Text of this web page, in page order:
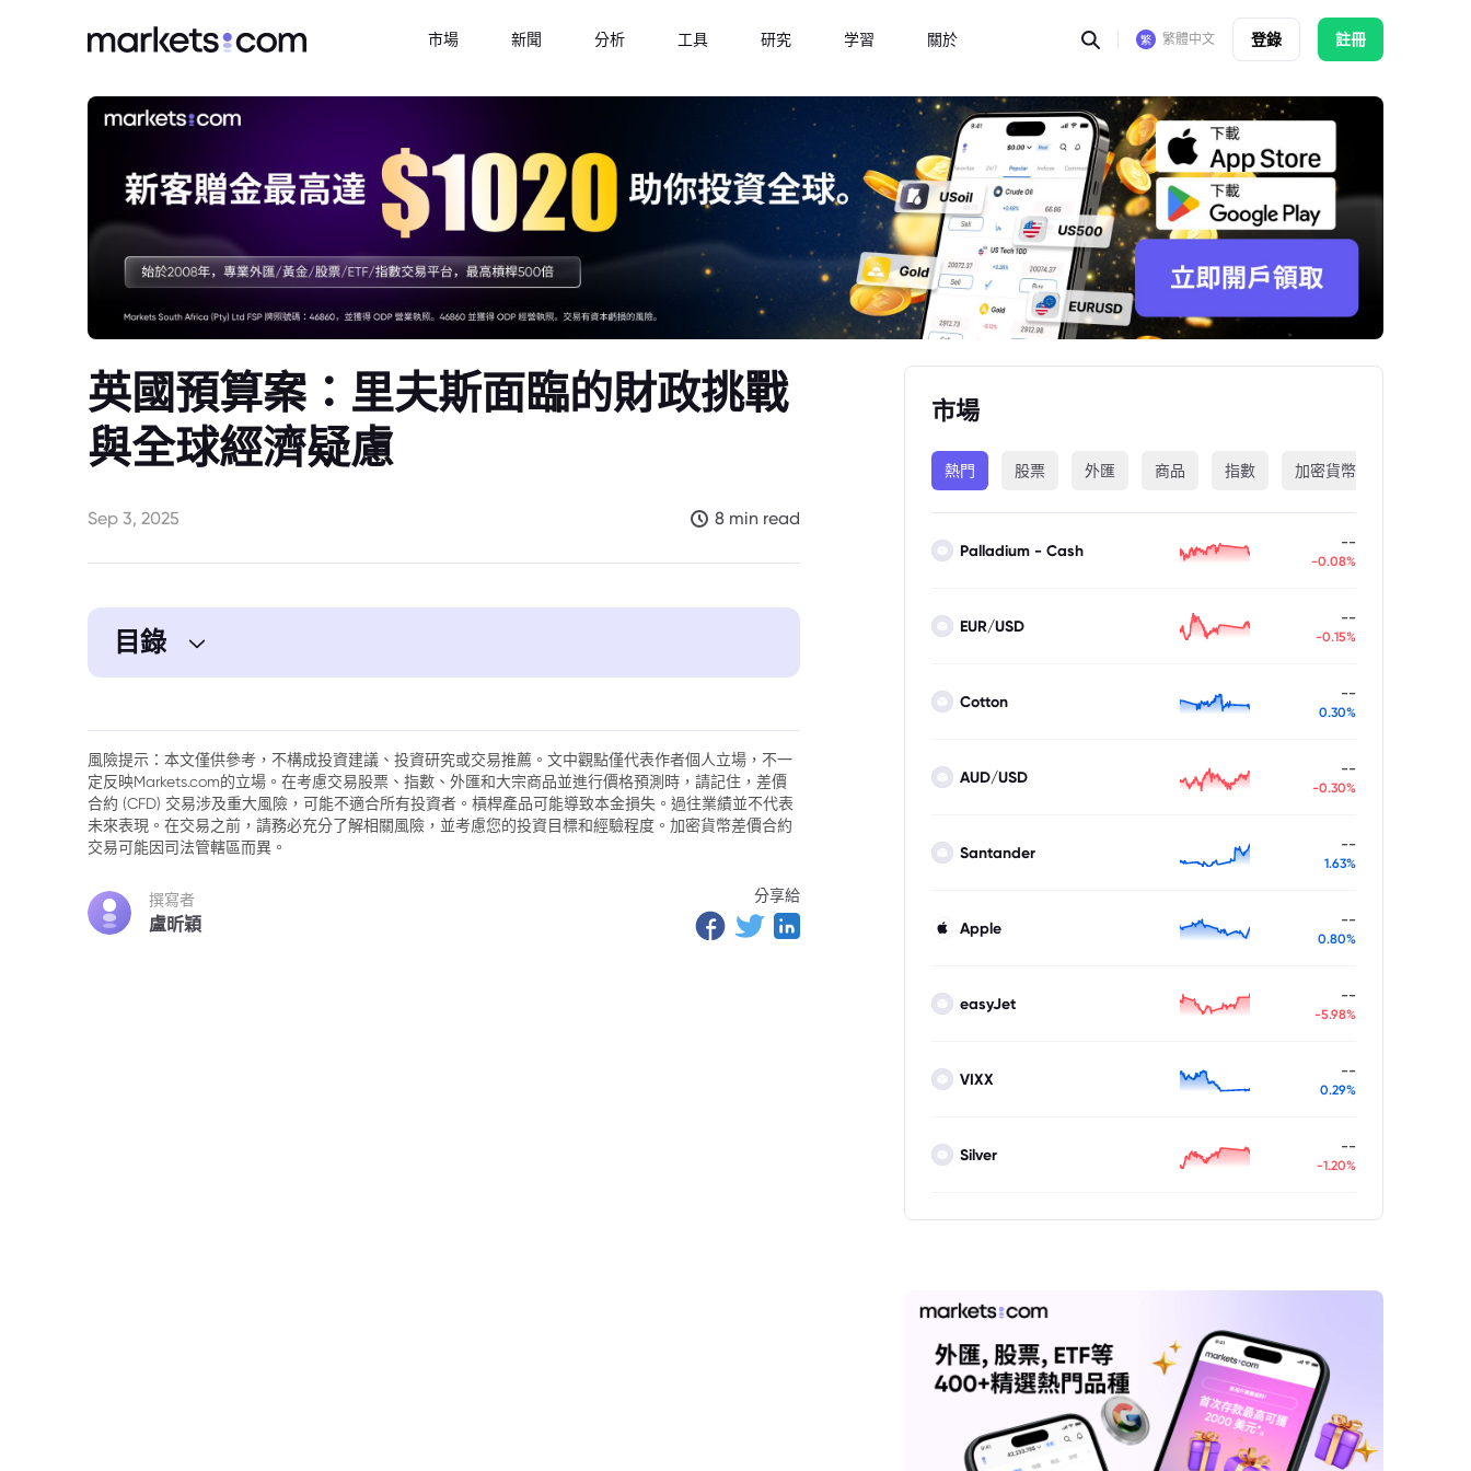
市場 新聞 分析 工具 研究 学習 關於 繁體中文 登錄 註冊
英國預算案：里夫斯面臨的財政挑戰
與全球經濟疑慮
Sep 3, 2025 8 min read
目錄
風險提示：本文僅供參考，不構成投資建議、投資研究或交易推薦。文中觀點僅代表作者個人立場，不一
定反映Markets.com的立場。在考慮交易股票、指數、外匯和大宗商品並進行價格預測時，請記住，差價
合約 (CFD) 交易涉及重大風險，可能不適合所有投資者。槓桿產品可能導致本金損失。過往業績並不代表
未來表現。在交易之前，請務必充分了解相關風險，並考慮您的投資目標和經驗程度。加密貨幣差價合約
交易可能因司法管轄區而異。
撰寫者
盧昕穎
分享給
市場
熱門 股票 外匯 商品 指數 加密貨幣
Palladium - Cash --
-0.08%
EUR/USD --
-0.15%
Cotton --
0.30%
AUD/USD --
-0.30%
Santander --
1.63%
Apple --
0.80%
easyJet --
-5.98%
VIXX --
0.29%
Silver --
-1.20%